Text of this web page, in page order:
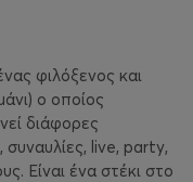
φιλόξενος και
ο οποίος
διάφορες
συναυλίες, live, party,
Είναι ένα στέκι στο